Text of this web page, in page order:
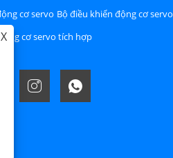
cơ servo Bộ điều khiển động cơ servo
AC A8
Động cơ servo tích hợp
X